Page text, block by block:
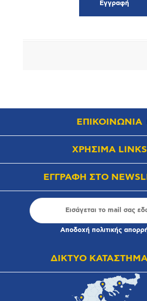
ΕΠΙΚΟΙΝΩΝΙΑ
ΧΡΗΣΙΜΑ LINKS
ΕΓΓΡΑΦΗ ΣΤΟ
Αποδοχή πολιτικής
ΔΙΚΤΥΟ